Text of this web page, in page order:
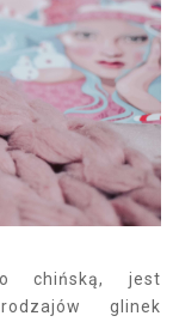
chińską, jest
glinek